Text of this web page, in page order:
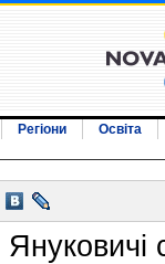
Регіони
Освіта